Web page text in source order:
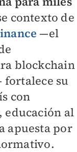
contexto de
—el
blockchain
su
con
educación al
apuesta por